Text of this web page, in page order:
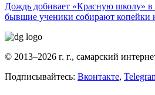
Дождь добивает «Красную школу»
бывшие ученики собирают копейки
© 2013–2026 г. г., самарский
Подписывайтесь: Вконтакте,